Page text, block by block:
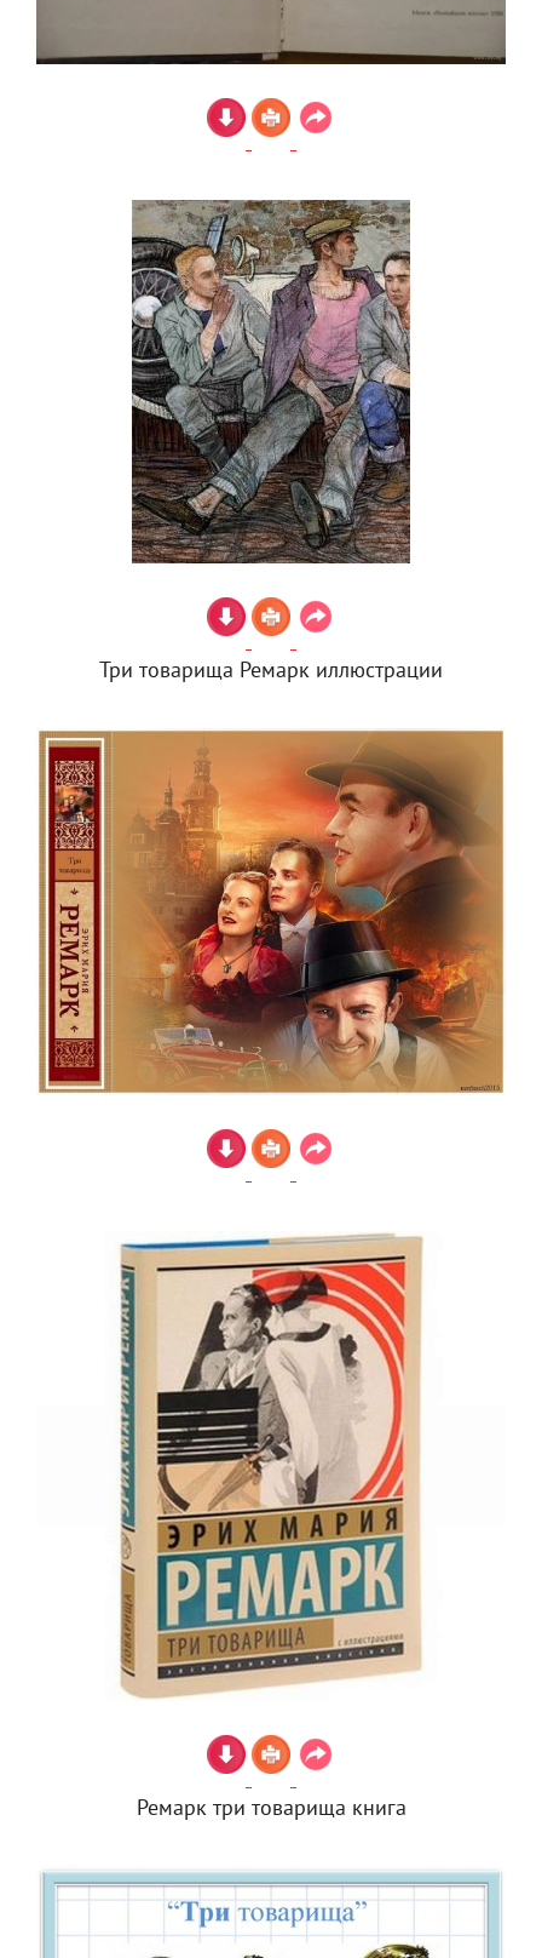
Три товарища Ремарк иллюстрации
Ремарк три товарища книга